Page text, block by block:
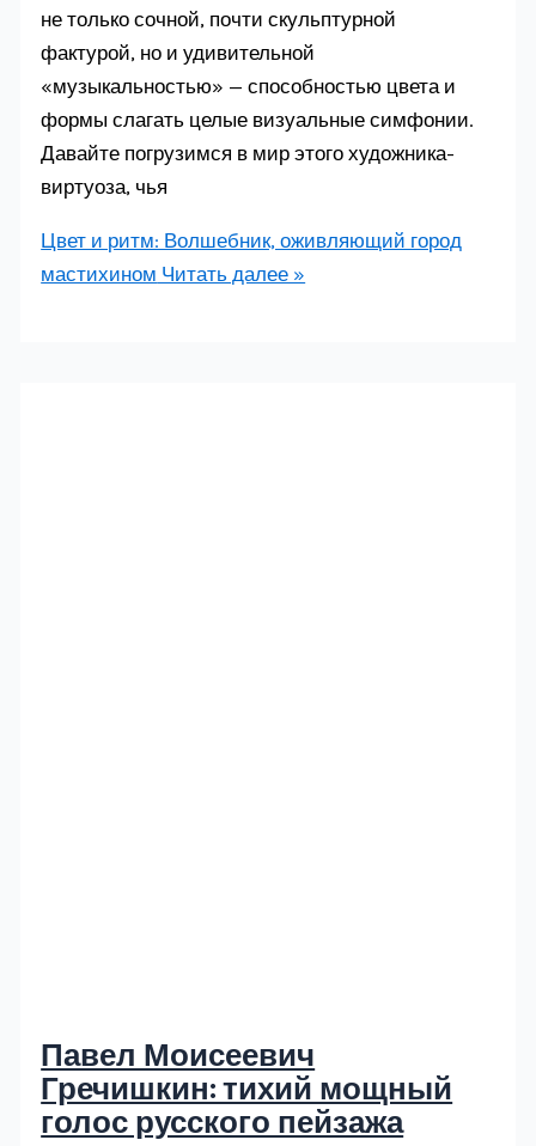
не только сочной, почти скульптурной
фактурой, но и удивительной
«музыкальностью» — способностью цвета и
формы слагать целые визуальные симфонии.
Давайте погрузимся в мир этого художника-
виртуоза, чья
Цвет и ритм: Волшебник, оживляющий город
мастихином Читать далее »
Павел Моисеевич
Гречишкин: тихий мощный
голос русского пейзажа